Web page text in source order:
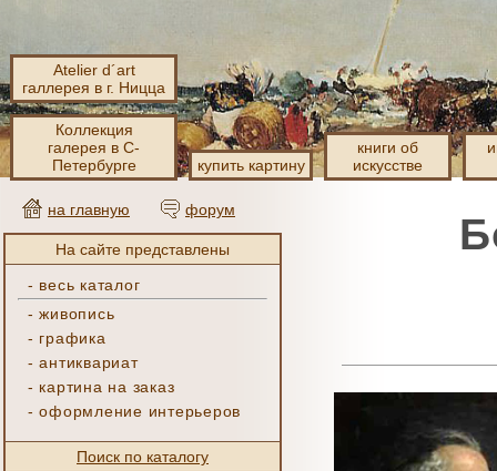
Atelier d´art
галлерея в г. Ницца
Коллекция
галерея в С-
Петербурге
купить картину
книги об
искусстве
на главную форум
На сайте представлены
- весь каталог
-живопись
- графика
-антиквариат
- картина на заказ
-оформление интерьеров
Поиск по каталогу